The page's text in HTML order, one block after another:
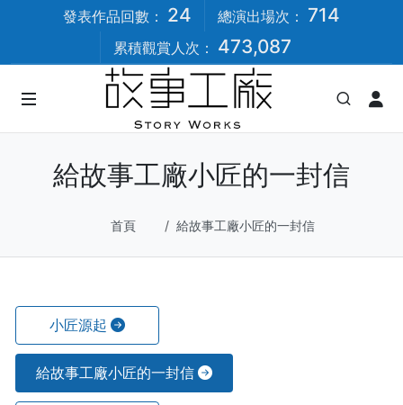
發表作品回數： 24 總演出場次： 714
累積觀賞人次： 473,087
給故事工廠小匠的一封信
首頁 給故事工廠小匠的一封信
小匠源起
給故事工廠小匠的一封信